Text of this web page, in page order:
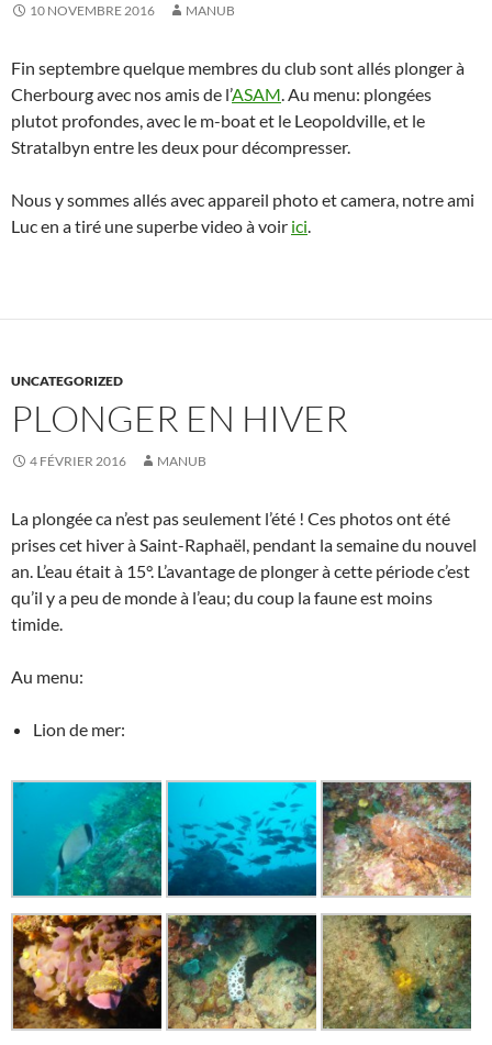
10 NOVEMBRE 2016 MANUB
Fin septembre quelque membres du club sont allés plonger à
Cherbourg avec nos amis de l’ASAM . Au menu: plongées
plutot profondes, avec le m-boat et le Leopoldville, et le
Stratalbyn entre les deux pour décompresser.
Nous y sommes allés avec appareil photo et camera, notre ami
Luc en a tiré une superbe video à voir ici
UNCATEGORIZED
PLONGER EN HIVER
4 FÉVRIER 2016 MANUB
La plongée ca n’est pas seulement l’été ! Ces photos ont été
prises cet hiver à Saint-Raphaël, pendant la semaine du nouvel
an. L’eau était à 15°. L’avantage de plonger à cette période c’est
qu’il y a peu de monde à l’eau; du coup la faune est moins
timide.
Au menu:
Lion de mer: